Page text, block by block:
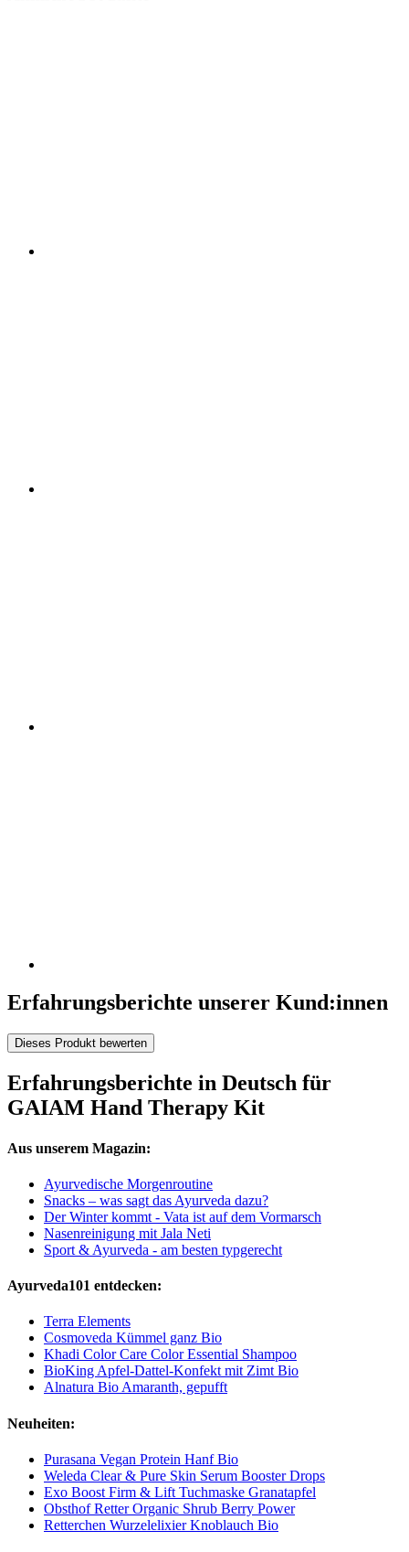
Erfahrungsberichte unserer Kund:innen
Dieses Produkt bewerten
Erfahrungsberichte in Deutsch für
GAIAM Hand Therapy Kit
Aus unserem Magazin:
Ayurvedische Morgenroutine
Snacks – was sagt das Ayurveda dazu?
Der Winter kommt - Vata ist auf dem Vormarsch
Nasenreinigung mit Jala Neti
Sport & Ayurveda - am besten typgerecht
Ayurveda101 entdecken:
Terra Elements
Cosmoveda Kümmel ganz Bio
Khadi Color Care Color Essential Shampoo
BioKing Apfel-Dattel-Konfekt mit Zimt Bio
Alnatura Bio Amaranth, gepufft
Neuheiten:
Purasana Vegan Protein Hanf Bio
Weleda Clear & Pure Skin Serum Booster Drops
Exo Boost Firm & Lift Tuchmaske Granatapfel
Obsthof Retter Organic Shrub Berry Power
Retterchen Wurzelelixier Knoblauch Bio